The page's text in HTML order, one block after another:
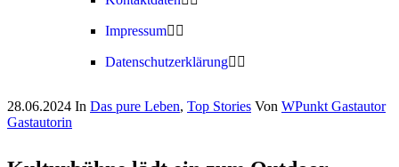
Impressum
Datenschutzerklärung
28.06.2024 In Das pure Leben, Top Stories Von WPunkt Gastautor
Gastautorin